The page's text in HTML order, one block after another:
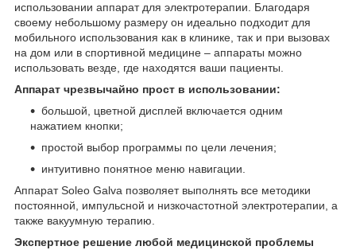
использовании аппарат для электротерапии. Благодаря
своему небольшому размеру он идеально подходит для
мобильного использования как в клинике, так и при вызовах
на дом или в спортивной медицине – аппараты можно
использовать везде, где находятся ваши пациенты.
Аппарат чрезвычайно прост в использовании:
большой, цветной дисплей включается одним
нажатием кнопки;
простой выбор программы по цели лечения;
интуитивно понятное меню навигации.
Аппарат Soleo Galva позволяет выполнять все методики
постоянной, импульсной и низкочастотной электротерапии, а
также вакуумную терапию.
Экспертное решение любой медицинской проблемы